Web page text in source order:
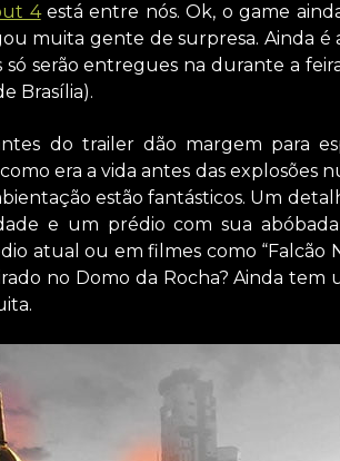
4está entre nós. Ok, o game
muita gente de surpresa. Ainda é
serão entregues na durante a
Brasília).
do trailer dão margem para
era a vida antes das explosões
estão fantásticos. Um
e um prédio com sua
atual ou em filmes como “Falcão
no Domo da Rocha? Ainda